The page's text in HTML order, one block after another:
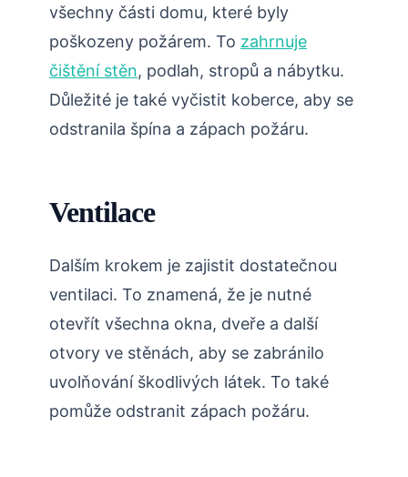
všechny části domu, které byly
poškozeny požárem. To zahrnuje
čištění stěn, podlah, stropů a nábytku.
Důležité je také vyčistit koberce, aby se
odstranila špína a zápach požáru.
Ventilace
Dalším krokem je zajistit dostatečnou
ventilaci. To znamená, že je nutné
otevřít všechna okna, dveře a další
otvory ve stěnách, aby se zabránilo
uvolňování škodlivých látek. To také
pomůže odstranit zápach požáru.